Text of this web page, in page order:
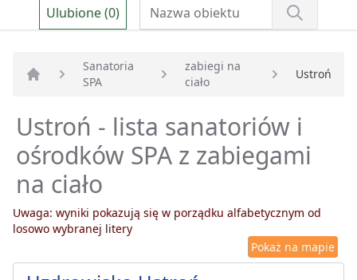
Ulubione (0)
Strona główna
Sanatoria
SPA
zabiegi na
ciało
Ustroń
Ustroń - lista sanatoriów i
ośrodków SPA z zabiegami
na ciało
Uwaga: wyniki pokazują się w porządku alfabetycznym od
losowo wybranej litery
Pokaż na mapie